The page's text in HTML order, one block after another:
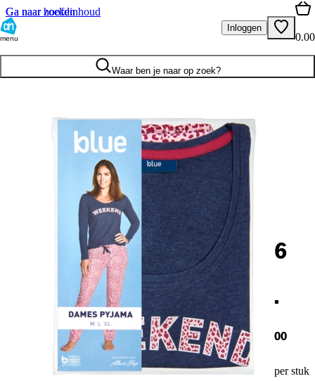
Ga naar hoofdinhoud
Ga naar zoeken
menu
Inloggen
0.00
Waar ben je naar op zoek?
6
.
00
per stuk